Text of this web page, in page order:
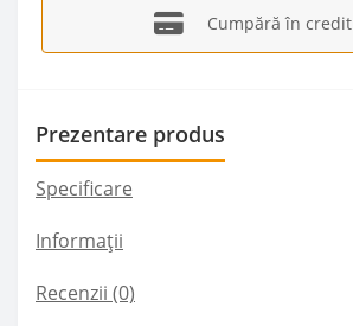
Cumpără în credit
Prezentare produs
Specificare
Informații
Recenzii (0)